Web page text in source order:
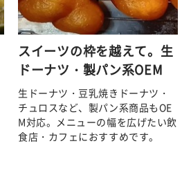
スイーツの枠を越えて。生
ドーナツ・製パン系OEM
生ドーナツ・豆乳焼きドーナツ・
チュロスなど、製パン系商品もOE
M対応。メニューの幅を広げたい飲
食店・カフェにおすすめです。